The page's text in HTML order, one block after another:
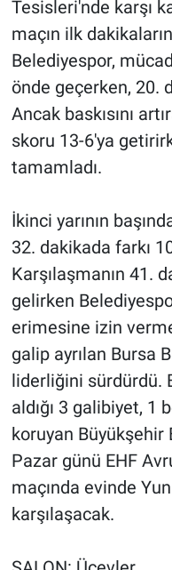
Tesisleri'nde karşı
maçın ilk
Belediyespor,
önde geçerken, 20.
Ancak baskısını
skoru 13-6'ya
tamamladı.
İkinci yarının
32. dakikada farkı
Karşılaşmanın 41.
gelirken
erimesine izin
galip ayrılan Bursa
liderliğini sürdürdü.
aldığı 3 galibiyet, 1
koruyan Büyükşehir
Pazar günü EHF
maçında evinde
karşılaşacak.